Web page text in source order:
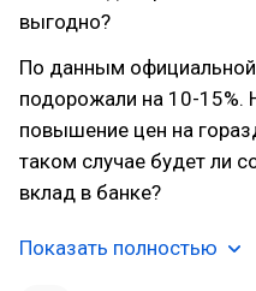
выгодно?
По данным
подорожали на 10-15%.
повышение цен на
таком случае будет ли
вклад в банке?
Показать полностью